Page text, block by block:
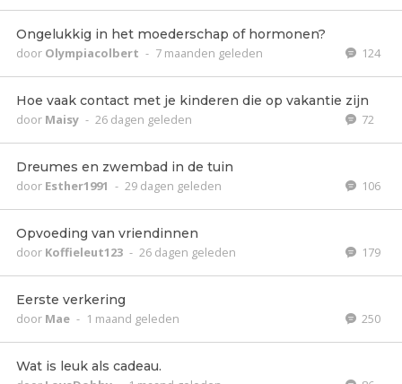
Ongelukkig in het moederschap of hormonen?
door Olympiacolbert - 7 maanden geleden 124
Hoe vaak contact met je kinderen die op vakantie zijn
door Maisy - 26 dagen geleden 72
Dreumes en zwembad in de tuin
door Esther1991 - 29 dagen geleden 106
Opvoeding van vriendinnen
door Koffieleut123 - 26 dagen geleden 179
Eerste verkering
door Mae - 1 maand geleden 250
Wat is leuk als cadeau.